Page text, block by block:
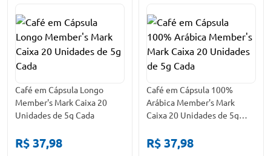
Café em Cápsula Longo
Member's Mark Caixa 20
Unidades de 5g Cada
R$ 37,98
Café em Cápsula 100%
Arábica Member's Mark
Caixa 20 Unidades de 5g
R$ 37,98